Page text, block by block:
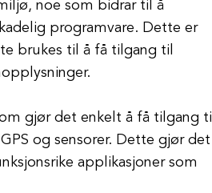
noe som bidrar til å
programvare. Dette er
brukes til å få tilgang til
gjør det enkelt å få tilgang til
og sensorer. Dette gjør det
applikasjoner som